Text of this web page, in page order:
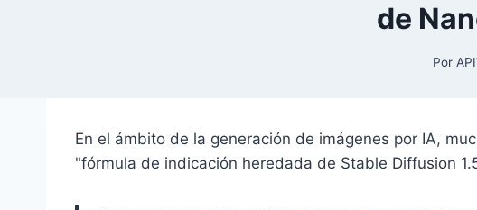
de
Por
En el ámbito de la generación de imágenes por IA,
"fórmula de indicación heredada de Stable Diffusion